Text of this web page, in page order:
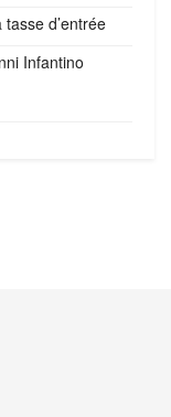
d’entrée
Infantino